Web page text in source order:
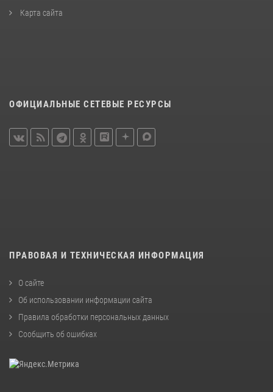
Карта сайта
ОФИЦИАЛЬНЫЕ СЕТЕВЫЕ РЕСУРСЫ
ПРАВОВАЯ И ТЕХНИЧЕСКАЯ ИНФОРМАЦИЯ
О сайте
Об использовании информации сайта
Правила обработки персональных данных
Сообщить об ошибках